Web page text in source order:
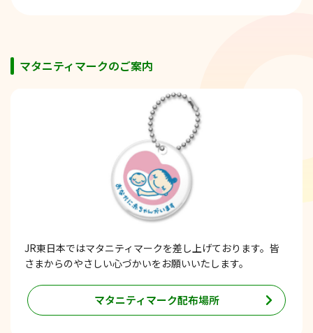
マタニティマークのご案内
JR東日本ではマタニティマークを差し上げております。皆
さまからのやさしい心づかいをお願いいたします。
マタニティマーク配布場所